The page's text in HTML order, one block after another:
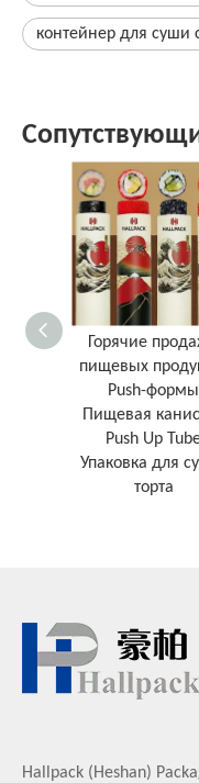
контейнер для суши
Горячие
пищевых
Push-формы
Пищевая
Push Up
Упаковка для
торта
Hallpack (Heshan)